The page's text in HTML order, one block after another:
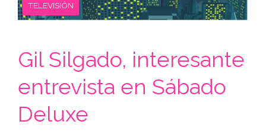
TELEVISIÓN
Gil Silgado, interesante
entrevista en Sábado
Deluxe